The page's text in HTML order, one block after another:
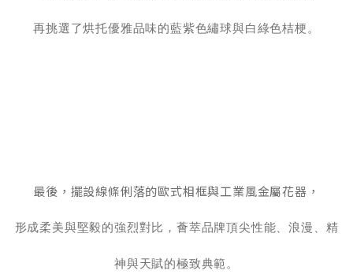
再挑選了烘托優雅品味的藍紫色繡球與白綠色桔梗。
最後，擺設線條俐落的歐式相框與工業風金屬花器，
形成柔美與堅毅的強烈對比，薈萃品牌頂尖性能、浪漫、精
神與天賦的極致典範。